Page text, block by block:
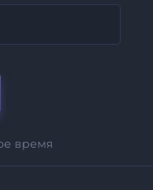
время